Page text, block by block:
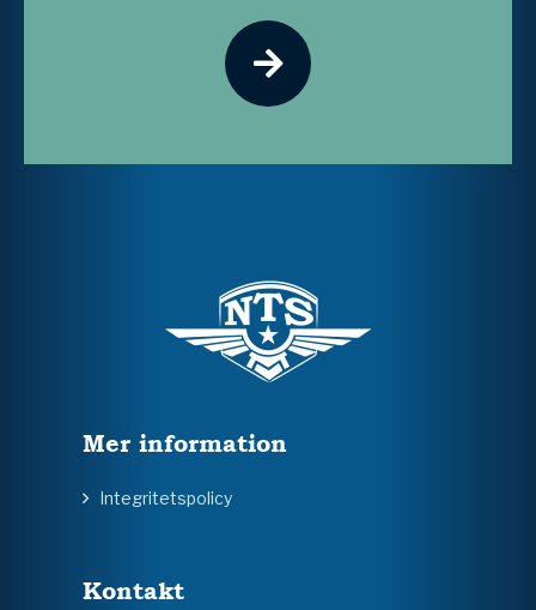
Mer information
Integritetspolicy
Kontakt